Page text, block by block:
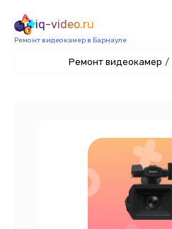
iq-video.ru
Ремонт видеокамер в Барнауле
Ремонт видеокамер /